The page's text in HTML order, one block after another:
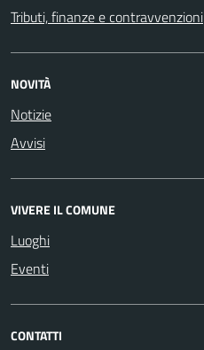
Tributi, finanze e contravvenzioni
NOVITÀ
Notizie
Avvisi
VIVERE IL COMUNE
Luoghi
Eventi
CONTATTI